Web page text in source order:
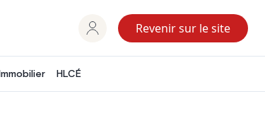
Revenir sur le site
Immobilier HLCÉ